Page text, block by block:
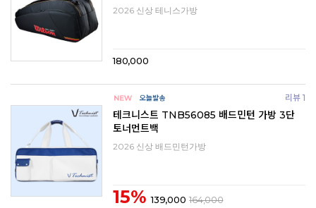
2026 신상 테니스가방
180,000
리뷰 1
테크니스트 TNB56085 배드민턴 가방 3단
토너먼트백
2026 신상 배드민턴가방
15% 139,000 164,000